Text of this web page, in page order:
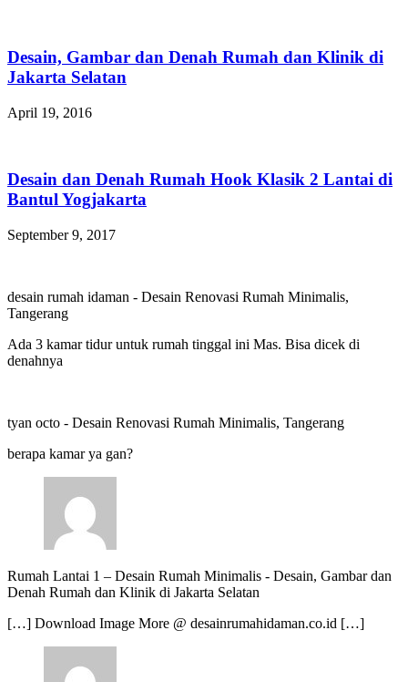
Desain, Gambar dan Denah Rumah dan Klinik di
Jakarta Selatan
April 19, 2016
Desain dan Denah Rumah Hook Klasik 2 Lantai di
Bantul Yogjakarta
September 9, 2017
desain rumah idaman - Desain Renovasi Rumah Minimalis,
Tangerang
Ada 3 kamar tidur untuk rumah tinggal ini Mas. Bisa dicek di
denahnya
tyan octo - Desain Renovasi Rumah Minimalis, Tangerang
berapa kamar ya gan?
Rumah Lantai 1 – Desain Rumah Minimalis - Desain, Gambar dan
Denah Rumah dan Klinik di Jakarta Selatan
[…] Download Image More @ desainrumahidaman.co.id […]